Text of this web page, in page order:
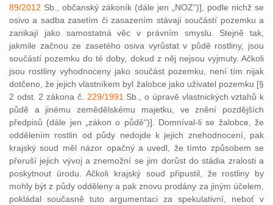
89/2012 Sb., občanský zákoník (dále jen „NOZ“)], podle nichž se
osivo a sadba zasetím či zasazením stávají součástí pozemku a
zanikají jako samostatná věc v právním smyslu. Stejně tak,
jakmile začnou ze zasetého osiva vyrůstat v půdě rostliny, jsou
součástí pozemku do té doby, dokud z něj nejsou vyjmuty. Ačkoli
jsou rostliny vyhodnoceny jako součást pozemku, není tím nijak
dotčeno, že jejich vlastníkem byl žalobce jako uživatel pozemku [§
2 odst. 2 zákona č. 229/1991 Sb., o úpravě vlastnických vztahů k
půdě a jinému zemědělskému majetku, ve znění pozdějších
předpisů (dále jen „zákon o půdě“)]. Domníval-li se žalobce, že
oddělením rostlin od půdy nedojde k jejich znehodnocení, pak
krajský soud měl názor opačný a uvedl, že tímto způsobem se
přeruší jejich vývoj a znemožní se jim dorůst do stádia zralosti a
poskytnout úrodu. Ačkoli krajský soud připustil, že rostliny by
mohly být z půdy odděleny a pak znovu prodány za jiným účelem,
pokládal současně tuto argumentaci za spekulativní, neboť v